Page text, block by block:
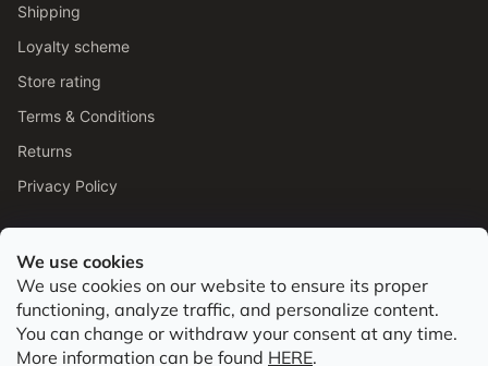
We use cookies
We use cookies on our website to ensure its proper
functioning, analyze traffic, and personalize content.
You can change or withdraw your consent at any time.
More information can be found HERE.
Shipping
Loyalty scheme
Store rating
Terms & Conditions
Returns
Privacy Policy
Od roku 2016 pomáhame vyberať barefoot topánky podľa
chodidla. Nájdete nás aj v predajni v Bratislave.